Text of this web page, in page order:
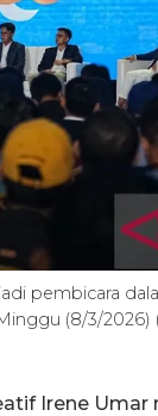
pembicara
(8/3/
Irene